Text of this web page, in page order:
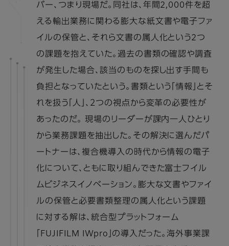
バー、つまり現場だ。同社は、年間2,000件を超
える輸出業務に関わる膨大な紙文書や電子ファ
イルの保管と、それら文書の属人化という2つ
の課題を抱えていた。過去の書類の確認や調査
が発生した場合、該当のものを探し出す手間も
負担となっていたという。書類という「情報」とそ
れを扱う「人」、２つの視点から変革の必要性が
あったのだ。 現場のリーダーが課内一人ひとり
から業務課題を抽出した。その解決に選んだパ
ートナーは、複合機導入の時代から情報の電子
化について、ともに取り組んできた富士フイル
ムビジネスイノベーション。膨大な文書やファイ
ルの保管と必要書類整理の属人化という課題
に対する解は、統合型プラットフォーム
「FUJIFILM IWpro」の導入だった。海外事業課